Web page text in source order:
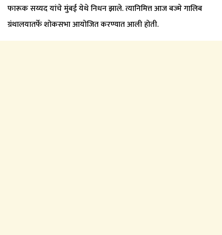
फारूक सय्यद यांचे मुंबई येथे निधन झाले. त्यानिमित्त आज बज्मे गालिब
ग्रंथालयातर्फे शोकसभा आयोजित करण्यात आली होती.